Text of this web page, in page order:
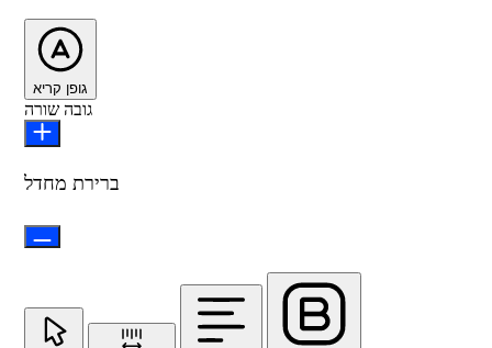
גופן קריא
גובה שורה
ברירת מחדל